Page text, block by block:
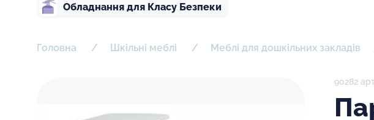
Обладнання для Класу Безпеки
Головна Шкільні меблі Меблі для дошкільних закладів
90282